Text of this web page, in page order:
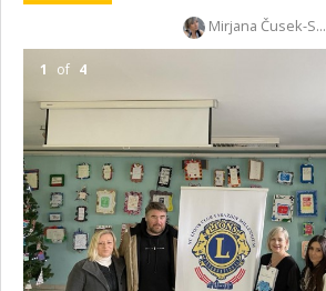
Mirjana Čusek-S...
1 of 4